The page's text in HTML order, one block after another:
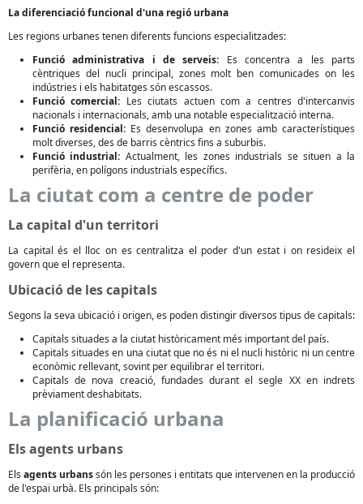
La diferenciació funcional d'una regió urbana
Les regions urbanes tenen diferents funcions especialitzades:
Funció administrativa i de serveis: Es concentra a les parts
cèntriques del nucli principal, zones molt ben comunicades on les
indústries i els habitatges són escassos.
Funció comercial: Les ciutats actuen com a centres d'intercanvis
nacionals i internacionals, amb una notable especialització interna.
Funció residencial: Es desenvolupa en zones amb característiques
molt diverses, des de barris cèntrics fins a suburbis.
Funció industrial: Actualment, les zones industrials se situen a la
perifèria, en polígons industrials específics.
La ciutat com a centre de poder
La capital d'un territori
La capital és el lloc on es centralitza el poder d'un estat i on resideix el
govern que el representa.
Ubicació de les capitals
Segons la seva ubicació i origen, es poden distingir diversos tipus de capitals:
Capitals situades a la ciutat històricament més important del país.
Capitals situades en una ciutat que no és ni el nucli històric ni un centre
econòmic rellevant, sovint per equilibrar el territori.
Capitals de nova creació, fundades durant el segle XX en indrets
prèviament deshabitats.
La planificació urbana
Els agents urbans
Els agents urbanssón les persones i entitats que intervenen en la producció
de l'espai urbà. Els principals són: